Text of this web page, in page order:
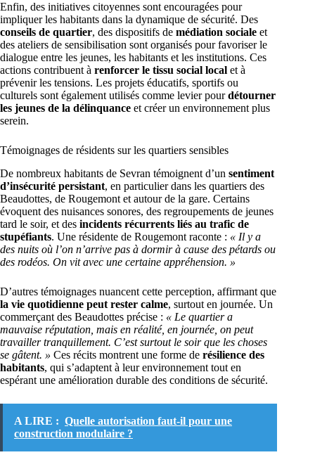
Enfin, des initiatives citoyennes sont encouragées pour
impliquer les habitants dans la dynamique de sécurité. Des
conseils de quartier, des dispositifs de médiation sociale et
des ateliers de sensibilisation sont organisés pour favoriser le
dialogue entre les jeunes, les habitants et les institutions. Ces
actions contribuent à renforcer le tissu social local et à
prévenir les tensions. Les projets éducatifs, sportifs ou
culturels sont également utilisés comme levier pourdétourner
les jeunes de la délinquance et créer un environnement plus
serein.
Témoignages de résidents sur les quartiers sensibles
De nombreux habitants de Sevran témoignent d’un sentiment
d’insécurité persistant, en particulier dans les quartiers des
Beaudottes, de Rougemont et autour de la gare. Certains
évoquent des nuisances sonores, des regroupements de jeunes
tard le soir, et des incidents récurrents liés au trafic de
stupéfiants. Une résidente de Rougemont raconte : « Il y a
des nuits où l’on n’arrive pas à dormir à cause des pétards ou
des rodéos. On vit avec une certaine appréhension. »
D’autres témoignages nuancent cette perception, affirmant que
la vie quotidienne peut rester calme, surtout en journée. Un
commerçant des Beaudottes précise : « Le quartier a
mauvaise réputation, mais en réalité, en journée, on peut
travailler tranquillement. C’est surtout le soir que les choses
se gâtent. » Ces récits montrent une forme de résilience des
habitants, qui s’adaptent à leur environnement tout en
espérant une amélioration durable des conditions de sécurité.
A LIRE : Quelle autorisation faut-il pour une
construction modulaire ?